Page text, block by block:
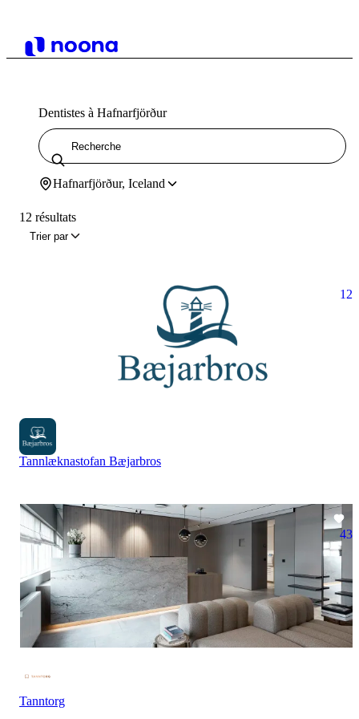
Dentistes à Hafnarfjörður
Hafnarfjörður, Iceland
12 résultats
Trier par
12
Tannlæknastofan Bæjarbros
43
Tanntorg